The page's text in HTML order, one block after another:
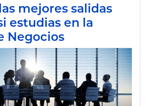
mejores salidas
estudias en la
Negocios